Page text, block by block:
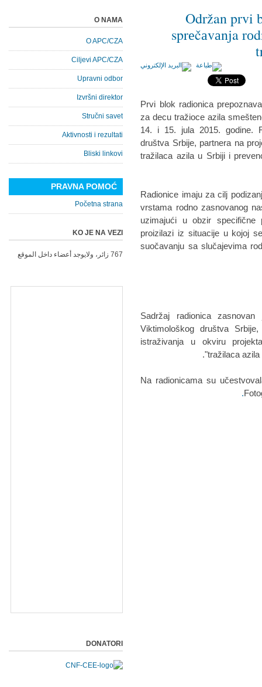
Održan prvi
sprеčаvаnja
Prvi blok radionica
za decu tražioce azila
14. i 15. jula 2015. godine.
društva Srbije, partnera na
tražilaca azila u Srbiji i
Radionice imaju za cilj
vrstama rodno zasnovanog
uzimajući u obzir
proizilazi iz situacije u kojoj
suočavanju sa slučajevima
Sadržaj radionica
Viktimološkog društva
istraživanja u okviru
tražilaca azila
Na radionicama su
O NAMA
O APC/CZA
Ciljevi APC/CZA
Upravni odbor
Izvršni direktor
Stručni savet
Aktivnosti i rezultati
Bliski linkovi
PRAVNA POMOĆ
Početna strana
KO JE NA VEZI
767 زائر، ولايوجد أعضاء داخل الموقع
DONATORI